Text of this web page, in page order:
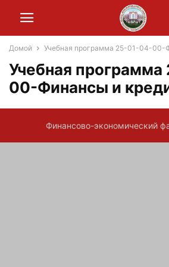
Домой Учебная программа 25-01-04-00-
Учебная
00-Финансы и
Финансово-экономический